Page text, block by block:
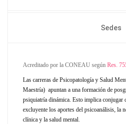
Sedes
Acreditado por la CONEAU según Res.
Las carreras de Psicopatología y Salud
Maestría) apuntan a una formación de
psiquiatría dinámica. Esto implica conjugar
excluyente los aportes del psicoanálisis, la
clínica y la salud mental.